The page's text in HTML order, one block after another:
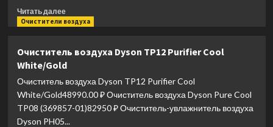
Читать далееПрочитать
больше
воздуха
Dyson
TP11
Purifier
Black/Nickel
Очистители воздуха
Очиститель воздуха Dyson TP12 Purifier Cool
White/Gold
Очиститель воздуха Dyson TP12 Purifier Cool
White/Gold48990.00 ₽ Очиститель воздуха Dyson Pure Cool
TP08 (369857-01)82950 ₽ Очиститель-увлажнитель воздуха
Dyson PH05...